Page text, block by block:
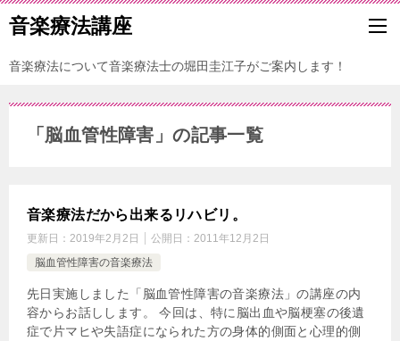
音楽療法講座
音楽療法について音楽療法士の堀田圭江子がご案内します！
「脳血管性障害」の記事一覧
音楽療法だから出来るリハビリ。
更新日： 2019年2月2日 公開日： 2011年12月2日
脳血管性障害の音楽療法
先日実施しました「脳血管性障害の音楽療法」の講座の内
容からお話しします。 今回は、特に脳出血や脳梗塞の後遺
症で片マヒや失語症になられた方の身体的側面と心理的側